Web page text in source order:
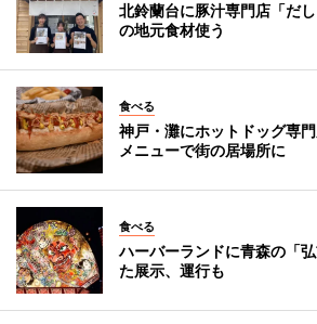
北鈴蘭台に豚汁専門店「だ
の地元食材使う
食べる
神戸・灘にホットドッグ専
メニューで街の居場所に
食べる
ハーバーランドに青森の「
た展示、運行も